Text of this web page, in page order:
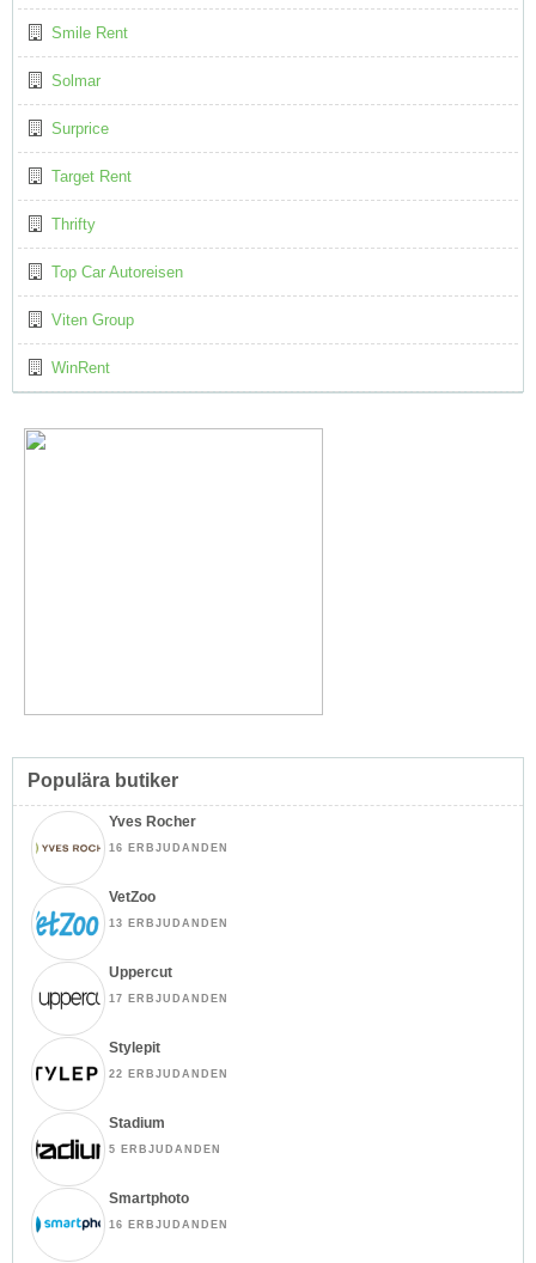
Smile Rent
Solmar
Surprice
Target Rent
Thrifty
Top Car Autoreisen
Viten Group
WinRent
Populära butiker
Yves Rocher
16 ERBJUDANDEN
VetZoo
13 ERBJUDANDEN
Uppercut
17 ERBJUDANDEN
Stylepit
22 ERBJUDANDEN
Stadium
5 ERBJUDANDEN
Smartphoto
16 ERBJUDANDEN